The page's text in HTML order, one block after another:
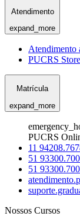
Atendimento
expand_more
Atendimento
PUCRS Store
Matrícula
expand_more
PUCRS
11
51
51
Nossos Cursos